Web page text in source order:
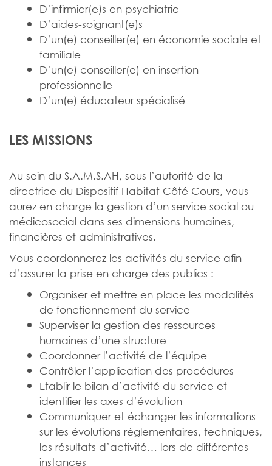
D’infirmier(e)s en psychiatrie
D’aides-soignant(e)s
D’un(e) conseiller(e) en économie sociale et
familiale
D’un(e) conseiller(e) en insertion
professionnelle
D’un(e) éducateur spécialisé
LES MISSIONS
Au sein du S.A.M.S.AH, sous l’autorité de la
directrice du Dispositif Habitat Côté Cours, vous
aurez en charge la gestion d’un service social ou
médicosocial dans ses dimensions humaines,
financières et administratives.
Vous coordonnerez les activités du service afin
d’assurer la prise en charge des publics :
Organiser et mettre en place les modalités
de fonctionnement du service
Superviser la gestion des ressources
humaines d’une structure
Coordonner l’activité de l’équipe
Contrôler l’application des procédures
Etablir le bilan d’activité du service et
identifier les axes d’évolution
Communiquer et échanger les informations
sur les évolutions réglementaires, techniques,
les résultats d’activité… lors de différentes
instances